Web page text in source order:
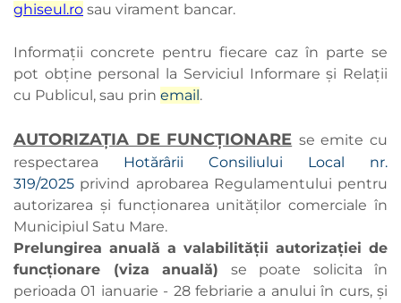
ghiseul.ro sau virament bancar.
Informații concrete pentru fiecare caz în parte se
pot obține personal la Serviciul Informare și Relații
cu Publicul, sau prin email .
AUTORIZAȚIA DE FUNCȚIONARE se emite cu
respectarea Hotărârii Consiliului Local nr.
319/2025 privind aprobarea Regulamentului pentru
autorizarea şi funcţionarea unităţilor comerciale în
Municipiul Satu Mare.
Prelungirea anuală a valabilității autorizației de
funcționare (viza anuală) se poate solicita în
perioada 01 ianuarie - 28 febriarie a anului în curs, și